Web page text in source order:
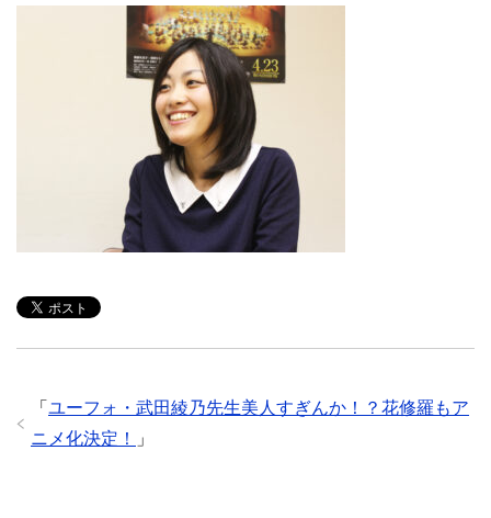
「 ユーフォ・武田綾乃先生美人すぎんか！？花修羅もア
ニメ化決定！
」